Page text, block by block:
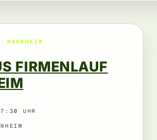
MANNHEIM
FIRMENLAUF
UHR